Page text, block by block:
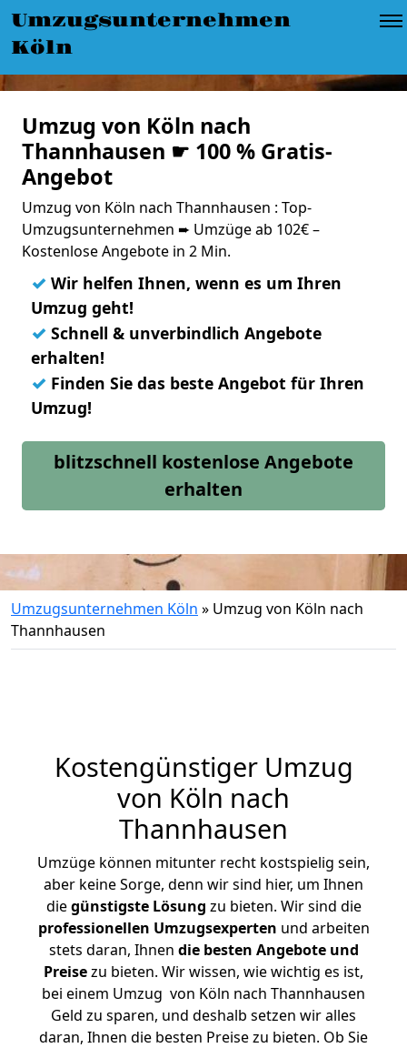
Umzugsunternehmen
Köln
Umzug von Köln nach
Thannhausen ☛ 100 % Gratis-
Angebot
Umzug von Köln nach Thannhausen : Top-
Umzugsunternehmen ➨ Umzüge ab 102€ –
Kostenlose Angebote in 2 Min.
✓ Wir helfen Ihnen, wenn es um Ihren
Umzug geht!
✓ Schnell & unverbindlich Angebote
erhalten!
✓ Finden Sie das beste Angebot für Ihren
Umzug!
blitzschnell kostenlose Angebote
erhalten
Umzugsunternehmen Köln » Umzug von Köln nach
Thannhausen
Kostengünstiger Umzug
von Köln nach
Thannhausen
Umzüge können mitunter recht kostspielig sein,
aber keine Sorge, denn wir sind hier, um Ihnen
diegünstigste Lösung zu bieten. Wir sind die
professionellen Umzugsexperten und arbeiten
stets daran, Ihnen die besten Angebote und
Preisezu bieten. Wir wissen, wie wichtig es ist,
bei einem Umzug von Köln nach Thannhausen
Geld zu sparen, und deshalb setzen wir alles
daran, Ihnen die besten Preise zu bieten. Ob Sie